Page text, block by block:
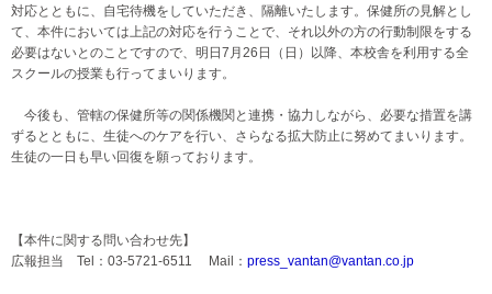
対応とともに、自宅待機をしていただき、隔離いたします。保健所の見解とし
て、本件においては上記の対応を行うことで、それ以外の方の行動制限をする
必要はないとのことですので、明日7月26日（日）以降、本校舎を利用する全
スクールの授業も行ってまいります。
今後も、管轄の保健所等の関係機関と連携・協力しながら、必要な措置を講
ずるとともに、生徒へのケアを行い、さらなる拡大防止に努めてまいります。
生徒の一日も早い回復を願っております。
【本件に関する問い合わせ先】
広報担当 Tel：03-5721-6511 Mail： press_vantan@vantan.co.jp